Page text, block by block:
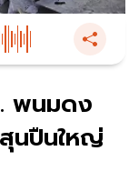
พนมดง
นปืนใหญ่